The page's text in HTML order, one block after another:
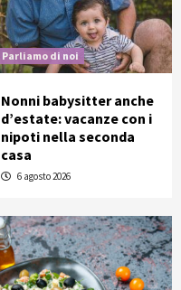
Parliamo di noi
Nonni babysitter anche
d’estate: vacanze con i
nipoti nella seconda
casa
6 agosto 2026